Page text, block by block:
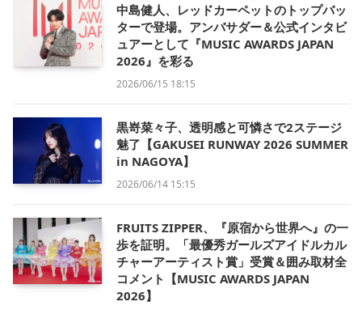
中島健人、レッドカーペットのトップバッ
ターで登場。アンバサダー＆公式インタビ
ュアーとして『MUSIC AWARDS JAPAN
2026』を彩る
2026/06/15 18:15
黒嵜菜々子、透明感と可憐さで2ステージ
魅了【GAKUSEI RUNWAY 2026 SUMMER
in NAGOYA】
2026/06/14 15:15
FRUITS ZIPPER、『原宿から世界へ』の一
歩を証明。「最優秀ガールズアイドルカル
チャーアーティスト賞」受賞＆囲み取材全
コメント【MUSIC AWARDS JAPAN
2026】